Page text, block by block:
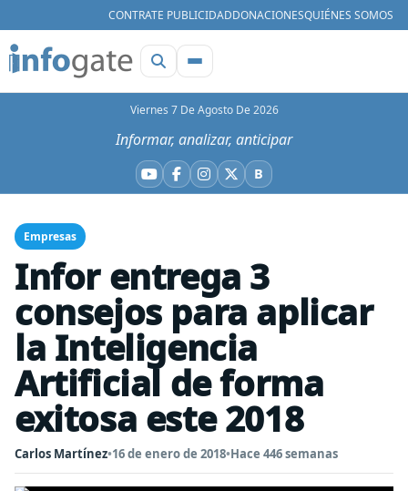
CONTRATE PUBLICIDADDONACIONESQUIÉNES SOMOS
Viernes 7 De Agosto De 2026
Informar, analizar, anticipar
YouTube
Facebook
Instagram
X BBluesky
Empresas
Infor entrega 3
consejos para aplicar
la Inteligencia
Artificial de forma
exitosa este 2018
Carlos Martínez•16 de enero de 2018•Hace 446 semanas